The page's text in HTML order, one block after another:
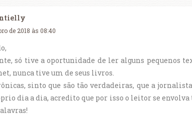
de 2018 às 08:40
só tive a oportunidade de ler alguns pequenos
nunca tive um de seus livros.
sinto que são tão verdadeiras, que a
dia a dia, acredito que por isso o leitor se